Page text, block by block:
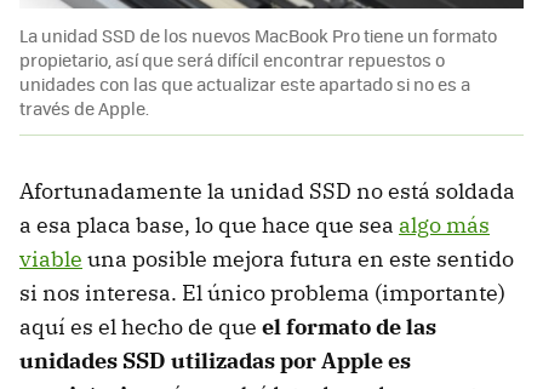
La unidad SSD de los nuevos MacBook Pro tiene un formato
propietario, así que será difícil encontrar repuestos o
unidades con las que actualizar este apartado si no es a
través de Apple.
Afortunadamente la unidad SSD no está soldada
a esa placa base, lo que hace que sea algo más
viable una posible mejora futura en este sentido
si nos interesa. El único problema (importante)
aquí es el hecho de que el formato de las
unidades SSD utilizadas por Apple es